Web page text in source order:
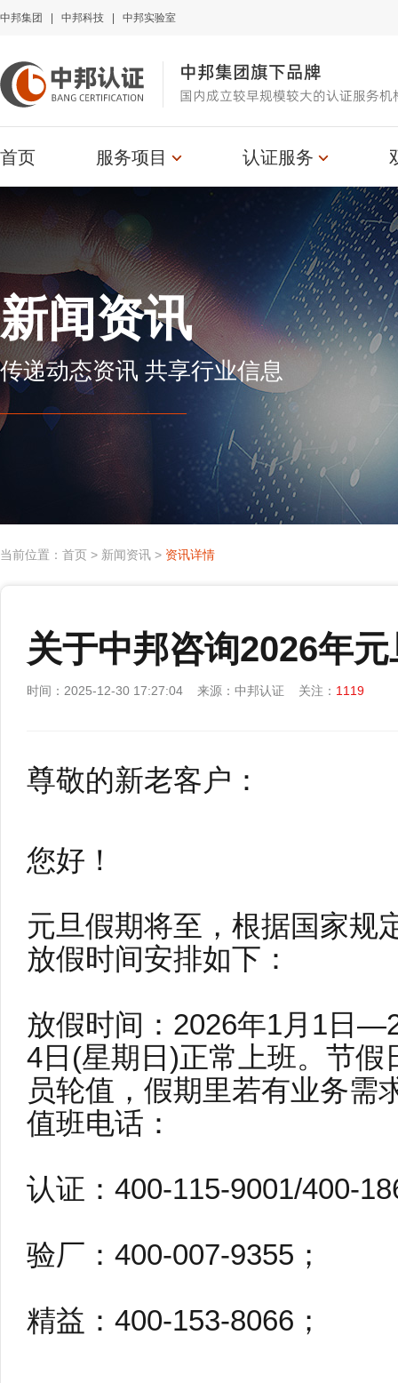
中邦集团 中邦科技 中邦实验室
中邦集团旗下品牌
国内成立较早规模较大的认证服务机
首页 服务项目 认证服务
新闻资讯
传递动态资讯 共享行业信息
当前位置： 首页 > 新闻资讯 > 资讯详情
关于中邦咨询2026年
时间：2025-12-30 17:27:04 来源：中邦认证 关注： 1119
尊敬的新老客户：
您好！
元旦假期将至，根据国家规
放假时间安排如下：
放假时间：2026年1月1日
4日(星期日)正常上班。节
员轮值，假期里若有业务需
值班电话：
认证：400-115-9001/400-
验厂：400-007-9355；
精益：400-153-8066；